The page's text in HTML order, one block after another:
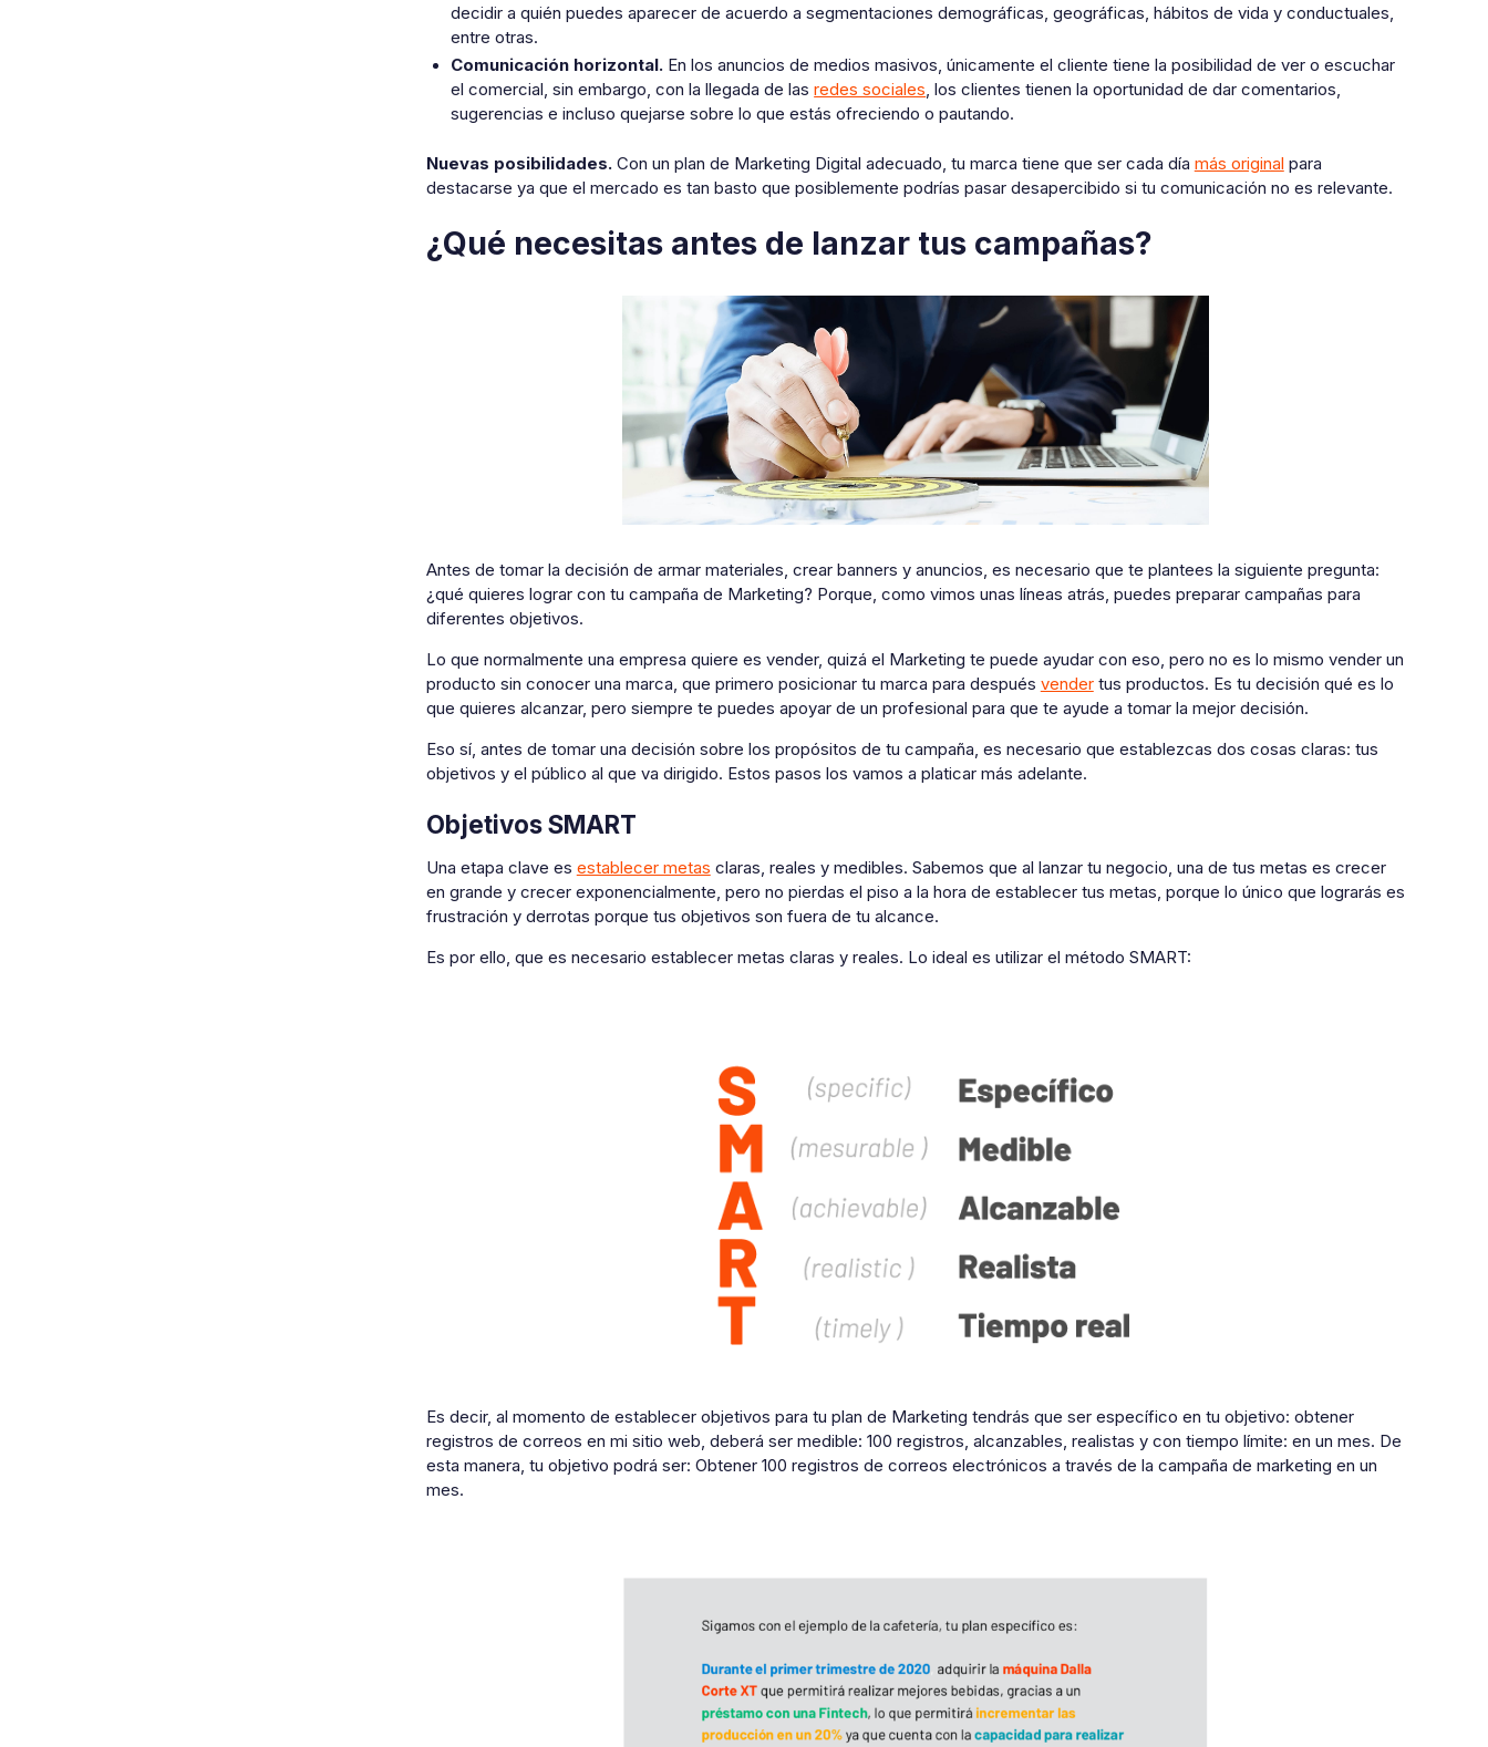
decidir a quién puedes aparecer de acuerdo a segmentaciones demográficas, geográficas, hábitos de vida y conductuales,
entre otras.
Comunicación horizontal. En los anuncios de medios masivos, únicamente el cliente tiene la posibilidad de ver o escuchar
el comercial, sin embargo, con la llegada de lasredes sociales, los clientes tienen la oportunidad de dar comentarios,
sugerencias e incluso quejarse sobre lo que estás ofreciendo o pautando.
Nuevas posibilidades.Con un plan de Marketing Digital adecuado, tu marca tiene que ser cada día más original para
destacarse ya que el mercado es tan basto que posiblemente podrías pasar desapercibido si tu comunicación no es relevante.
¿Qué necesitas antes de lanzar tus campañas?
Antes de tomar la decisión de armar materiales, crear banners y anuncios, es necesario que te plantees la siguiente pregunta:
¿qué quieres lograr con tu campaña de Marketing? Porque, como vimos unas líneas atrás, puedes preparar campañas para
diferentes objetivos.
Lo que normalmente una empresa quiere es vender, quizá el Marketing te puede ayudar con eso, pero no es lo mismo vender un
producto sin conocer una marca, que primero posicionar tu marca para después vendertus productos. Es tu decisión qué es lo
que quieres alcanzar, pero siempre te puedes apoyar de un profesional para que te ayude a tomar la mejor decisión.
Eso sí, antes de tomar una decisión sobre los propósitos de tu campaña, es necesario que establezcas dos cosas claras: tus
objetivos y el público al que va dirigido. Estos pasos los vamos a platicar más adelante.
Objetivos SMART
Una etapa clave es establecer metas claras, reales y medibles. Sabemos que al lanzar tu negocio, una de tus metas es crecer
en grande y crecer exponencialmente, pero no pierdas el piso a la hora de establecer tus metas, porque lo único que lograrás es
frustración y derrotas porque tus objetivos son fuera de tu alcance.
Es por ello, que es necesario establecer metas claras y reales. Lo ideal es utilizar el método SMART:
Es decir, al momento de establecer objetivos para tu plan de Marketing tendrás que ser específico en tu objetivo: obtener
registros de correos en mi sitio web, deberá ser medible: 100 registros, alcanzables, realistas y con tiempo límite: en un mes. De
esta manera, tu objetivo podrá ser: Obtener 100 registros de correos electrónicos a través de la campaña de marketing en un
mes.